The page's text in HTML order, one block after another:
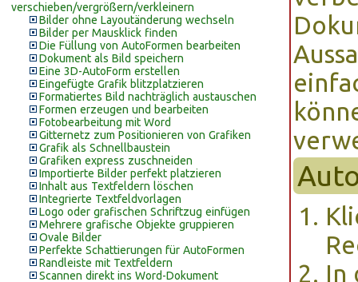
verschieben/vergrößern/verkleinern
Bilder ohne Layoutänderung wechseln
Bilder per Mausklick finden
Die Füllung von AutoFormen bearbeiten
Dokument als Bild speichern
Eine 3D-AutoForm erstellen
Eingefügte Grafik blitzplatzieren
Formatiertes Bild nachträglich austauschen
Formen erzeugen und bearbeiten
Fotobearbeitung mit Word
Gitternetz zum Positionieren von Grafiken
Grafik als Schnellbaustein
Grafiken express zuschneiden
Importierte Bilder perfekt platzieren
Inhalt aus Textfeldern löschen
Integrierte Textfeldvorlagen
Logo oder grafischen Schriftzug einfügen
Mehrere grafische Objekte gruppieren
Ovale Bilder
Perfekte Schattierungen für AutoFormen
Randleiste mit Textfeldern
Scannen direkt ins Word-Dokument
In